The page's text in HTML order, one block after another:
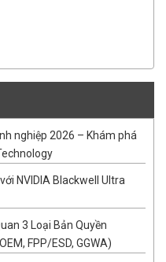
nghiệp 2026 – Khám phá
NVIDIA Blackwell Ultra
3 Loại Bản Quyền
FPP/ESD, GGWA)